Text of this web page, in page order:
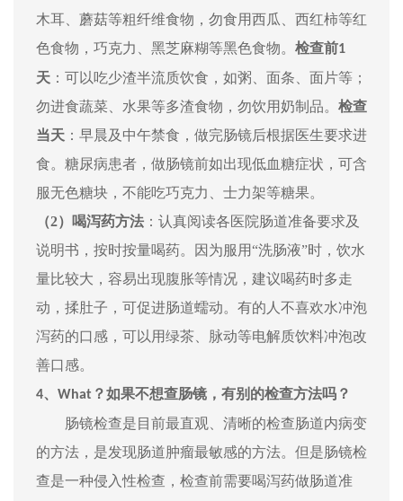
木耳、蘑菇等粗纤维食物，勿食用西瓜、西红柿等红
色食物，巧克力、黑芝麻糊等黑色食物。 检查前1
天 ：可以吃少渣半流质饮食，如粥、面条、面片等；
勿进食蔬菜、水果等多渣食物，勿饮用奶制品。 检查
当天 ：早晨及中午禁食，做完肠镜后根据医生要求进
食。糖尿病患者，做肠镜前如出现低血糖症状，可含
服无色糖块，不能吃巧克力、士力架等糖果。
（2）
喝泻药方法 ：认真阅读各医院肠道准备要求及
说明书，按时按量喝药。因为服用“洗肠液”时，饮水
量比较大 ，容易出现腹胀等情况，建议喝药时多走
动，揉肚子，可促进肠道蠕动。有的人不喜欢水冲泡
泻药的口感，可以用绿茶、脉动等电解质饮料冲泡改
善口感。
4、 What ？如果不想查肠镜，有别的检查方法吗？
肠镜检查是目前最直观、清晰的检查肠道内病变
的方法，是发现肠道肿瘤最敏感的方法。但是肠镜检
查是一种侵入性检查，检查前需要喝泻药做肠道准